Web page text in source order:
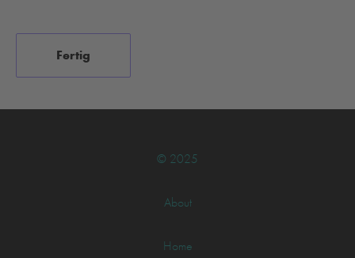
© 2025
About
Home